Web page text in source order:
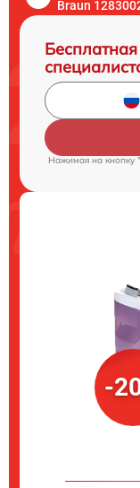
Braun
Нажимая на кнопку
-